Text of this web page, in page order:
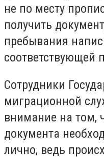
не по месту
получить
пребывания
соответствующей
Сотрудники
миграционной
внимание на том,
документа
лично, ведь